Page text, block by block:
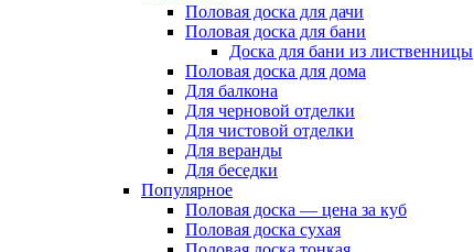
Половая доска для дачи
Половая доска для бани
Доска для бани из лиственницы
Половая доска для дома
Для балкона
Для черновой отделки
Для чистовой отделки
Для веранды
Для беседки
Популярное
Половая доска — цена за куб
Половая доска сухая